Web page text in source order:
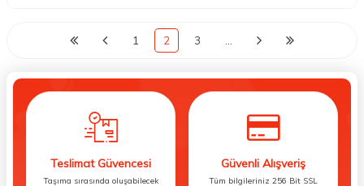
1 2 3 …
Teslimat Güvencesi
Taşıma sırasında oluşabilecek
Güvenli Alışveriş
Tüm bilgileriniz 256 Bit SSL